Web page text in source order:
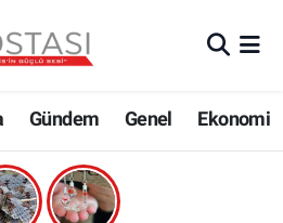
Gündem Genel Ekonomi
Haritası